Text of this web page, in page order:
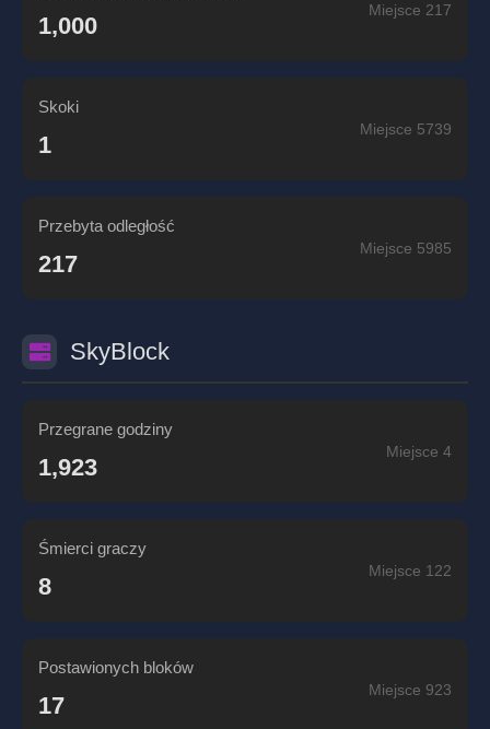
1,000
Miejsce 217
Skoki
1
Miejsce 5739
Przebyta odległość
217
Miejsce 5985
SkyBlock
Przegrane godziny
1,923
Miejsce 4
Śmierci graczy
8
Miejsce 122
Postawionych bloków
17
Miejsce 923